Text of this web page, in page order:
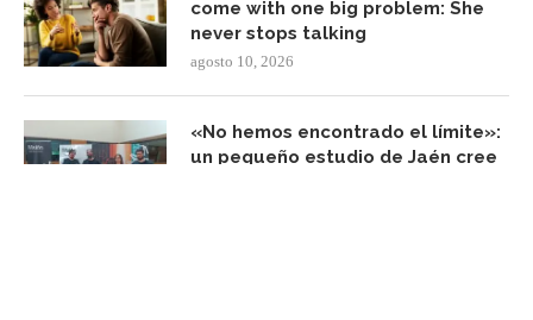
come with one big problem: She
never stops talking
agosto 10, 2026
«No hemos encontrado el límite»:
un pequeño estudio de Jaén cree